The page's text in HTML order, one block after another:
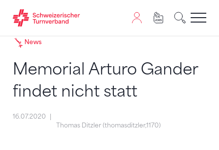
Zum Inhalt springen
Zur Sitemap navigieren
Zum Navigieren dieser Seite wird JavaScript benötigt.
News
Memorial Arturo Gander
findet nicht statt
16.07.2020
Thomas Ditzler (thomasditzler,1170)